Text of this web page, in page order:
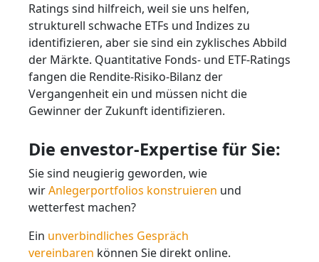
Ratings sind hilfreich, weil sie uns helfen,
strukturell schwache ETFs und Indizes zu
identifizieren, aber sie sind ein zyklisches Abbild
der Märkte. Quantitative Fonds- und ETF-Ratings
fangen die Rendite-Risiko-Bilanz der
Vergangenheit ein und müssen nicht die
Gewinner der Zukunft identifizieren.
Die envestor-Expertise für Sie:
Sie sind neugierig geworden, wie
wirAnlegerportfolios konstruieren und
wetterfest machen?
Ein unverbindliches Gespräch
vereinbaren können Sie direkt online.